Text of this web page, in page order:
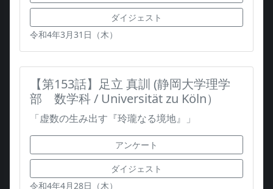
ダイジェスト
令和4年3月31日（木）
【第153話】足立 真訓 (静岡大学理学
部 数学科 / Universität zu Köln）
「虚数の生み出す『玲瓏なる境地』」
アンケート
ダイジェスト
令和4年4月28日（木）